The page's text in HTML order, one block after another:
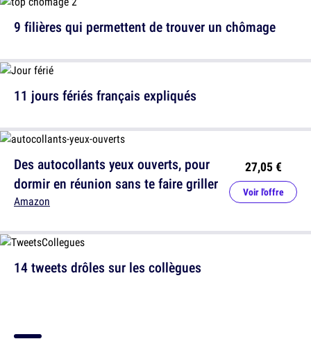
11 jours fériés français expliqués
14 tweets drôles sur les collègues
9 filières qui permettent de trouver un chômage
Des autocollants yeux ouverts, pour
dormir en réunion sans te faire griller
Amazon
27,05 €
Voir l'offre